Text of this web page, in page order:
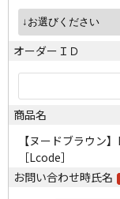
オーダーＩＤ
商品名
【ヌードブラウン
［Lcode］
お問い合わせ時氏名